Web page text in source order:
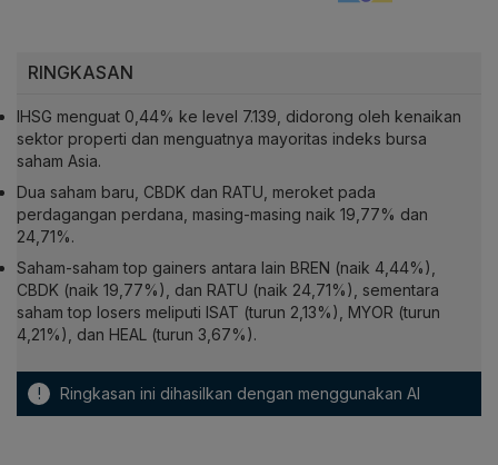
RINGKASAN
IHSG menguat 0,44% ke level 7.139, didorong oleh kenaikan
sektor properti dan menguatnya mayoritas indeks bursa
saham Asia.
Dua saham baru, CBDK dan RATU, meroket pada
perdagangan perdana, masing-masing naik 19,77% dan
24,71%.
Saham-saham top gainers antara lain BREN (naik 4,44%),
CBDK (naik 19,77%), dan RATU (naik 24,71%), sementara
saham top losers meliputi ISAT (turun 2,13%), MYOR (turun
4,21%), dan HEAL (turun 3,67%).
! Ringkasan ini dihasilkan dengan menggunakan AI